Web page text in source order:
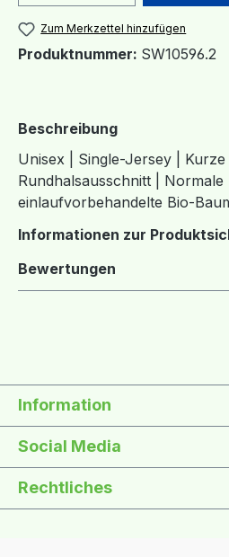
Zum Merkzettel hinzufügen
Produktnummer: SW10596.2
Beschreibung
Unisex | Single-Jersey | Kurze
Rundhalsausschnitt | Normale
einlaufvorbehandelte Bio-
Informationen zur
Bewertungen
Information
Social Media
Rechtliches